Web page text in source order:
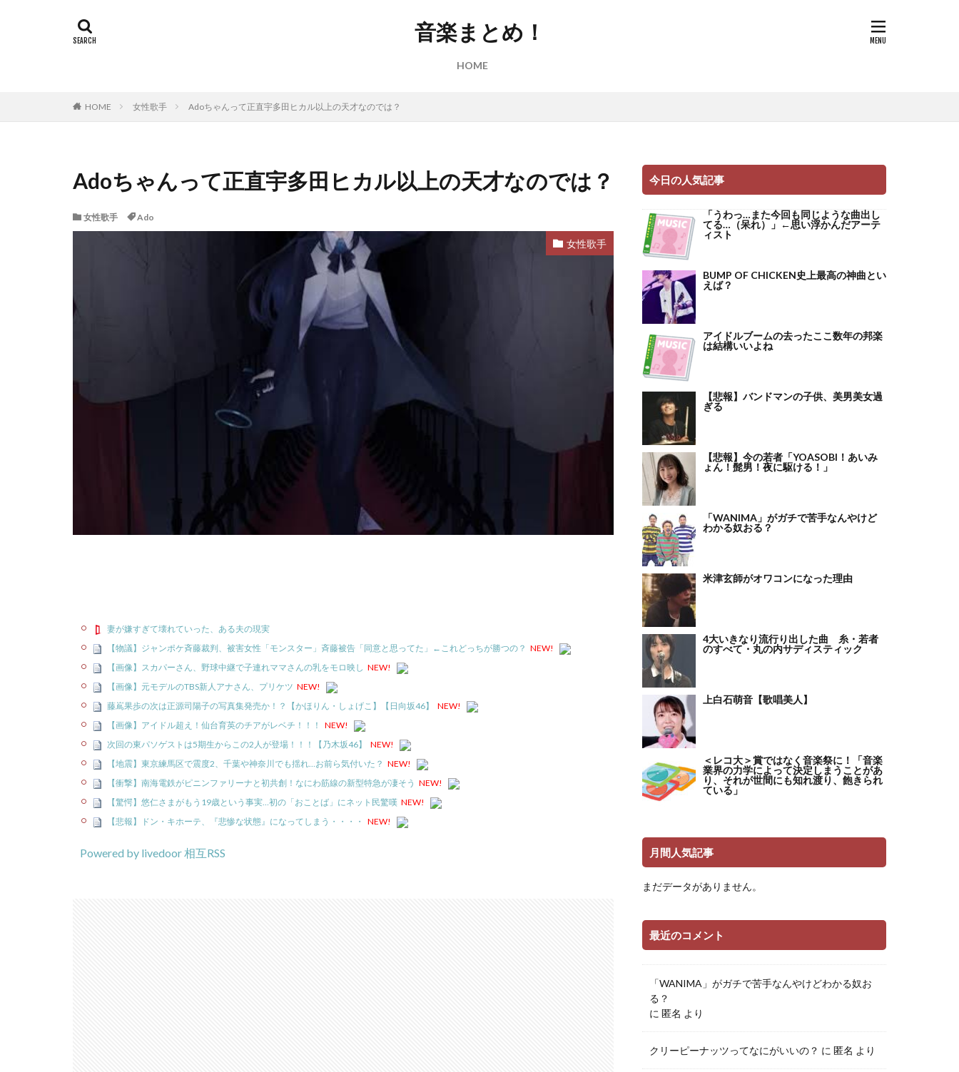
音楽まとめ！
HOME
HOME 女性歌手 Adoちゃんって正直宇多田ヒカル以上の天才なのでは？
Adoちゃんって正直宇多田ヒカル以上の天才なのでは？
女性歌手 Ado
女性歌手
妻が嫌すぎて壊れていった、ある夫の現実
【物議】ジャンポケ斉藤裁判、被害女性「モンスター」斉藤被告「同意と思ってた」←これどっちが勝つの？ NEW!
【画像】スカパーさん、野球中継で子連れママさんの乳をモロ映し NEW!
【画像】元モデルのTBS新人アナさん、プリケツ NEW!
藤嶌果歩の次は正源司陽子の写真集発売か！？【かほりん・しょげこ】【日向坂46】
NEW!
【画像】アイドル超え！仙台育英のチアがレベチ！！！
NEW!
次回の東パソゲストは5期生からこの2人が登場！！！【乃木坂46】
NEW!
【地震】東京練馬区で震度2、千葉や神奈川でも揺れ…お前ら気付いた？ NEW!
【衝撃】南海電鉄がピニンファリーナと初共創！なにわ筋線の新型特急が凄そう NEW!
【驚愕】悠仁さまがもう19歳という事実…初の「おことば」にネット民驚嘆 NEW!
【悲報】ドン・キホーテ、『悲惨な状態』になってしまう・・・・
NEW!
Powered by livedoor 相互RSS
今日の人気記事
「うわっ…また今回も同じような曲出し
てる…（呆れ）」←思い浮かんだアーテ
ィスト
BUMP OF CHICKEN史上最高の神曲とい
えば？
アイドルブームの去ったここ数年の邦楽
は結構いいよね
【悲報】バンドマンの子供、美男美女過
ぎる
【悲報】今の若者「YOASOBI！あいみ
ょん！髭男！夜に駆ける！」
「WANIMA」がガチで苦手なんやけど
わかる奴おる？
米津玄師がオワコンになった理由
4大いきなり流行り出した曲 糸・若者
のすべて・丸の内サディスティック
上白石萌音【歌唱美人】
＜レコ大＞賞ではなく音楽祭に！「音楽
業界の力学によって決定しまうことがあ
り、それが世間にも知れ渡り、飽きられ
ている」
月間人気記事
まだデータがありません。
最近のコメント
「WANIMA」がガチで苦手なんやけどわかる奴お
る？
に 匿名 より
クリーピーナッツってなにがいいの？ に 匿名 より